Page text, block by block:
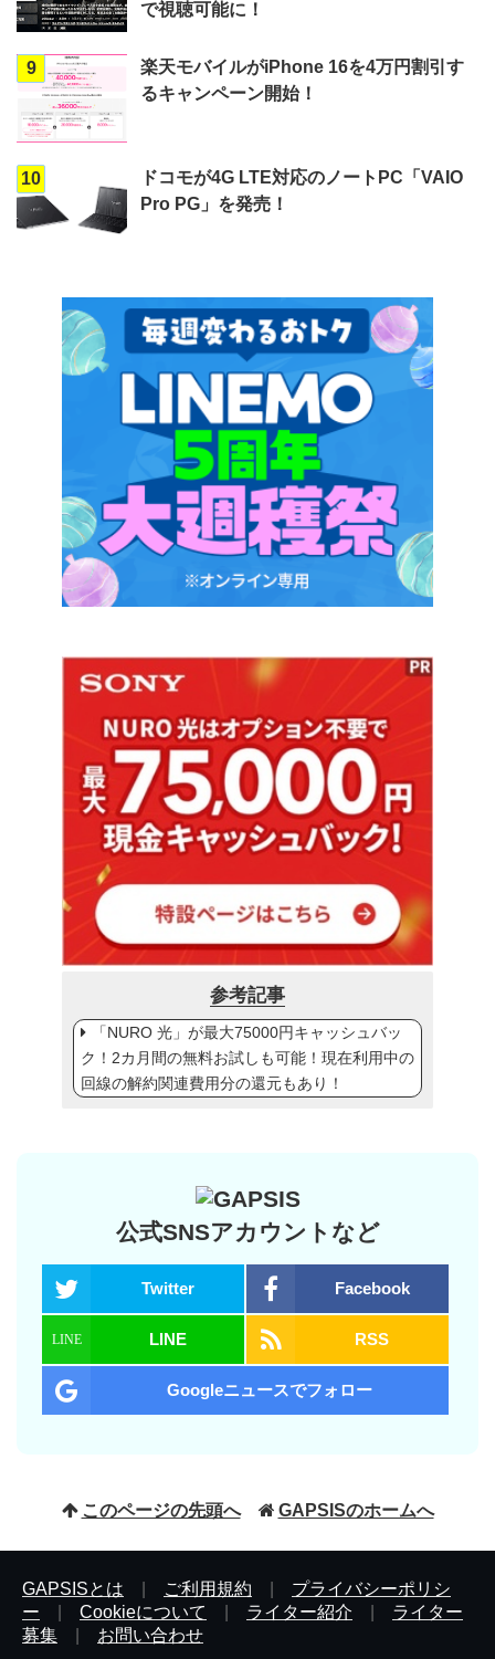
で視聴可能に！
9
楽天モバイルがiPhone 16を4万円割引す
るキャンペーン開始！
10
ドコモが4G LTE対応のノートPC「VAIO
Pro PG」を発売！
参考記事
「NURO 光」が最大75000円キャッシュバッ
ク！2カ月間の無料お試しも可能！現在利用中の
回線の解約関連費用分の還元もあり！
公式SNSアカウントなど
Twitter Facebook
LINE RSS
Googleニュースでフォロー
このページの先頭へ GAPSISのホームへ
GAPSISとは ご利用規約
プライバシーポリシ
ー
Cookieについて ライター紹介
ライター
募集
お問い合わせ